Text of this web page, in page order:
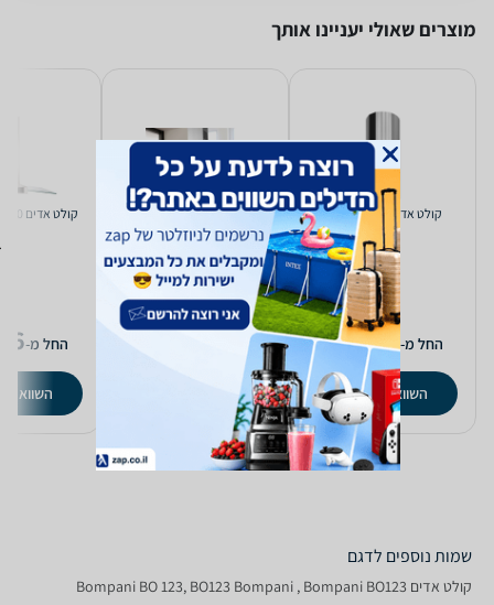
מוצרים שאולי יעניינו אותך
קולט אדים Teka CC485
החל מ-4,999
₪
השוואת מחירים
קולט אדים Bompani BO101
ISO
החל מ- 3,199
השוואת מחירים
קולט אדים Aeg X71453MI10
החל מ-
השוואת
שמות נוספים לדגם
קולט אדים Bompani BO 123, BO123 Bompani , Bompani BO123